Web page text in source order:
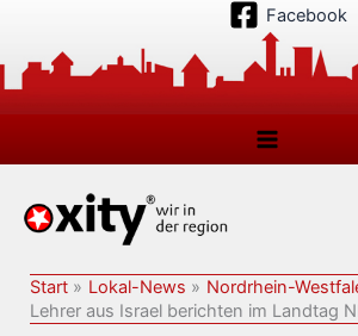
springen
Facebook
Start Lokal-News Nordrhein-
Lehrer aus Israel berichten im Landtag